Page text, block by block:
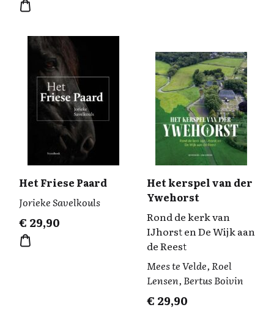
Het Friese Paard
Jorieke Savelkouls
€ 29,90
Het kerspel van der
Ywehorst
Rond de kerk van
IJhorst en De Wijk aan
de Reest
Mees te Velde, Roel
Lensen, Bertus Boivin
€ 29,90